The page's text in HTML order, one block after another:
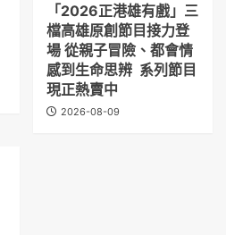
「2026正港雄有戲」三
檔高雄原創節目接力登
場 從親子冒險、都會情
感到生命思辨 系列節目
現正熱賣中
2026-08-09